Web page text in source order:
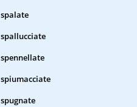
spalate
spallucciate
spennellate
spiumacciate
spugnate